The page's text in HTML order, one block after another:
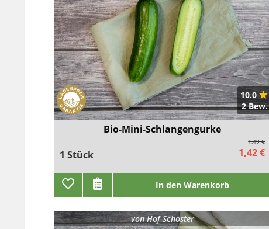
10.0
2 Bew.
Bio-Mini-Schlangengurke
1 Stück
1,49 €
1,42 €
In den Warenkorb
vonHof Schoster